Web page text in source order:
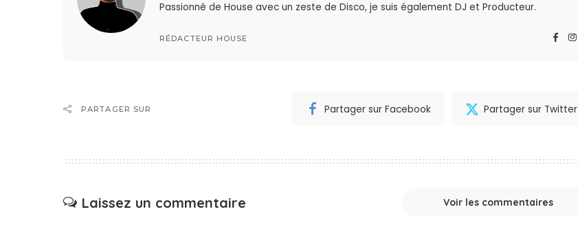
Passionné de House avec un zeste de Disco, je suis également DJ et Producteur.
RÉDACTEUR HOUSE
PARTAGER SUR Partager sur Facebook Partager sur Twitter
Laissez un commentaire Voir les commentaires